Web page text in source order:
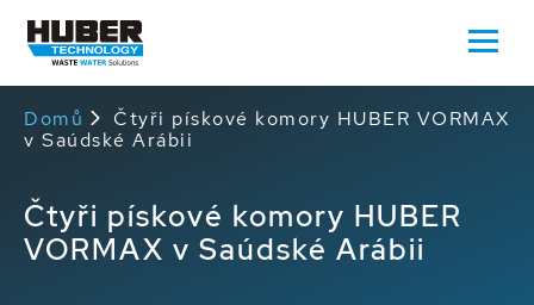
Domů
Čtyři pískové komory HUBER VORMAX
v Saúdské Arábii
Čtyři pískové komory HUBER
VORMAX v Saúdské Arábii